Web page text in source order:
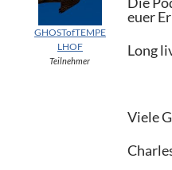
GHOSTofTEMPE
LHOF
Teilnehmer
euer
Long
Viele